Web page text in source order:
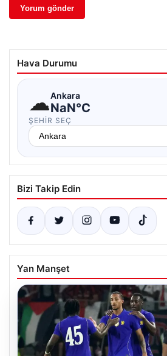
Hava Durumu
☁Ankara
NaN°C
ŞEHIR SEÇ
Bizi Takip Edin
Yan Manşet